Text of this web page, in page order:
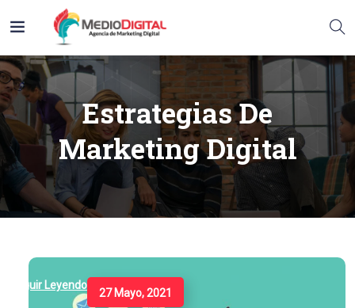
Estrategias De
Marketing Digital
Seguir Leyendo
27 Mayo, 2021